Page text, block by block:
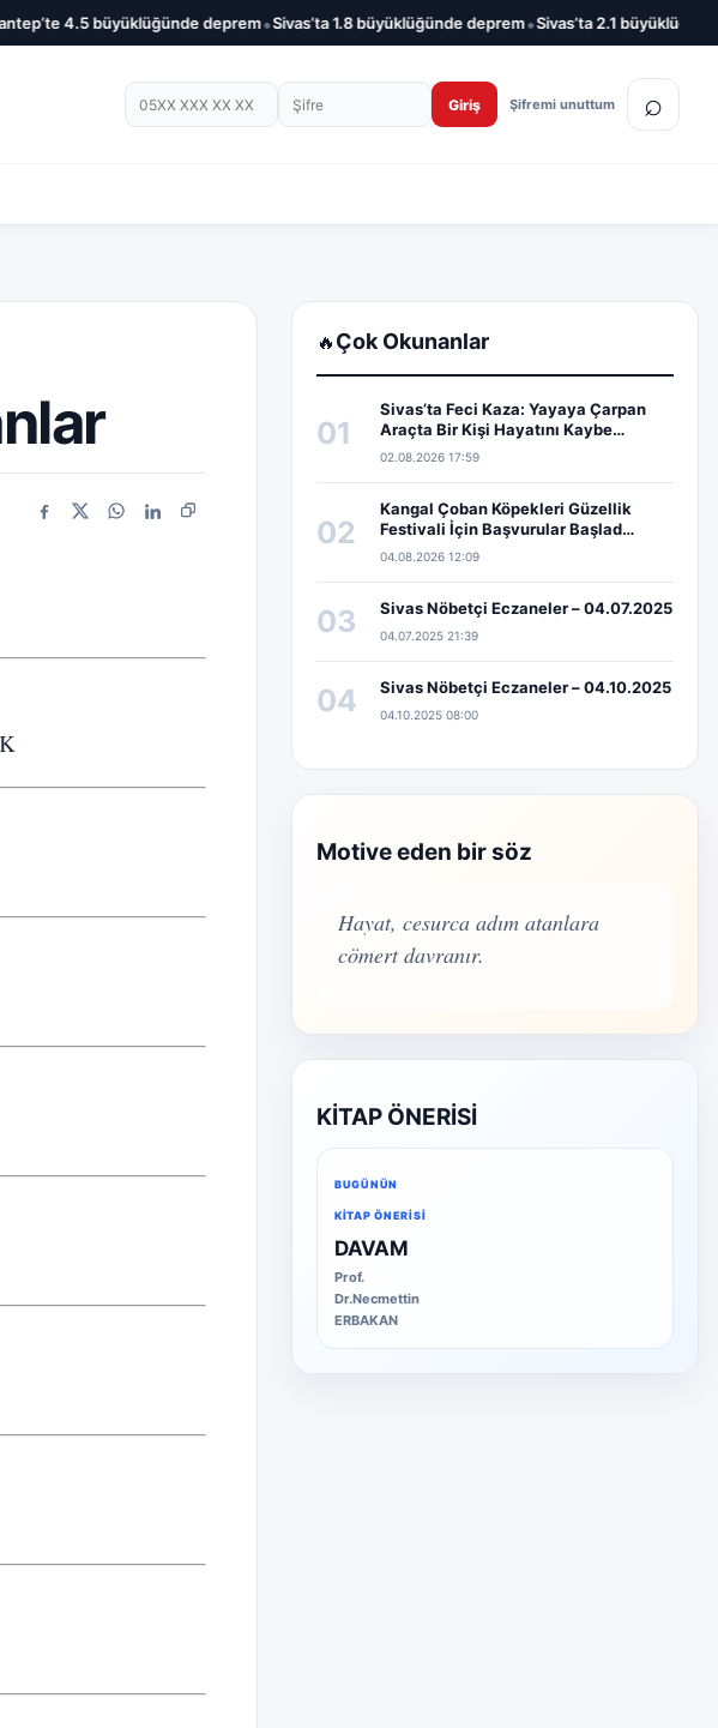
4.5 büyüklüğünde deprem•Sivas’ta 1.8 büyüklüğünde deprem•Sivas’ta 2.1 büyüklüğünde
Telefon numarası Şifre Giriş Şifremi unuttum ⌕
Facebook
X WhatsApp
LinkedInBağlantıyı kopyala
🔥 Çok Okunanlar
01
Sivas’ta Feci Kaza: Yayaya Çarpan
Araçta Bir Kişi Hayatını Kaybe…
02.08.2026 17:59
02
Kangal Çoban Köpekleri Güzellik
Festivali İçin Başvurular Başlad…
04.08.2026 12:09
03 Sivas Nöbetçi Eczaneler – 04.07.2025
04.07.2025 21:39
04 Sivas Nöbetçi Eczaneler – 04.10.2025
04.10.2025 08:00
Motive eden bir söz
Hayat, cesurca adım atanlara
cömert davranır.
KİTAP ÖNERİSİ
BUGÜNÜN
KITAP ÖNERISI
DAVAM
Prof.
Dr.Necmettin
ERBAKAN